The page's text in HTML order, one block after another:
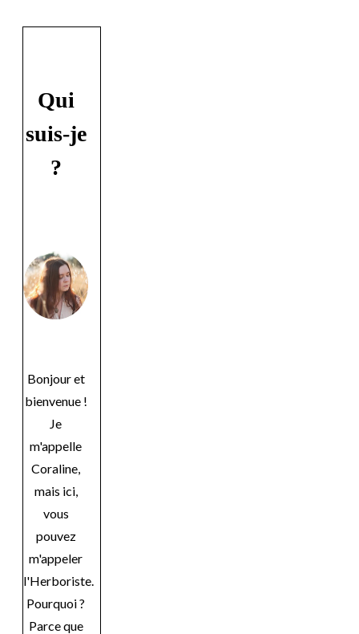
Qui
suis-je
?
Bonjour et
bienvenue !
Je
m'appelle
Coraline,
mais ici,
vous
pouvez
m'appeler
l'Herboriste.
Pourquoi ?
Parce que